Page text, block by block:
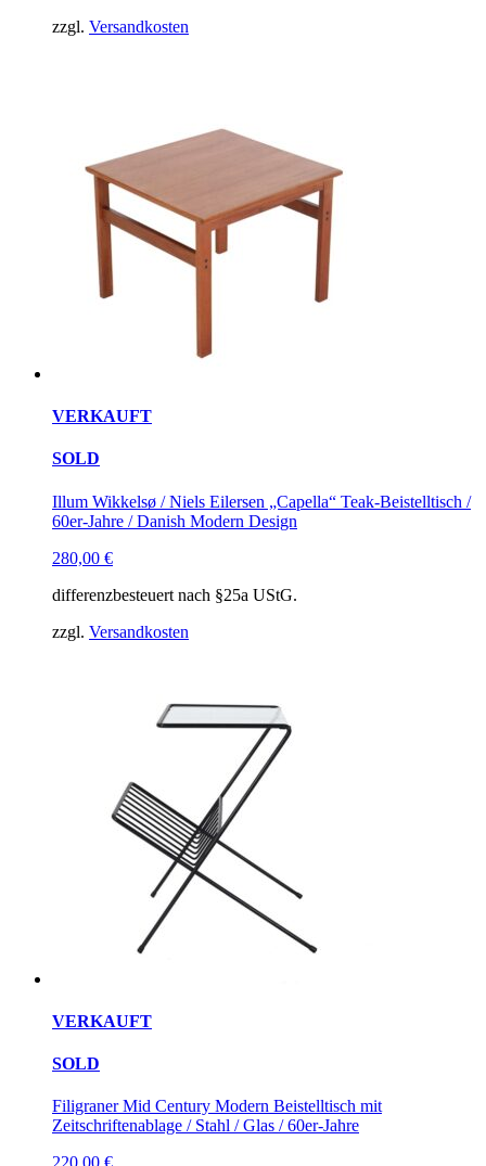
zzgl. Versandkosten
VERKAUFT
SOLD
Illum Wikkelsø / Niels Eilersen „Capella“ Teak-Beistelltisch /
60er-Jahre / Danish Modern Design
280,00 €
differenzbesteuert nach §25a UStG.
zzgl. Versandkosten
VERKAUFT
SOLD
Filigraner Mid Century Modern Beistelltisch mit
Zeitschriftenablage / Stahl / Glas / 60er-Jahre